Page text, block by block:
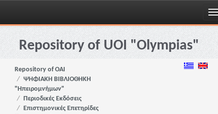
Skip
navigationRepository of UOI "Olympias"
Repository of OAI
ΨΗΦΙΑΚΗ ΒΙΒΛΙΟΘΗΚΗ
"Ηπειρομνήμων"
Περιοδικές Εκδόσεις
Επιστημονικές Επετηρίδες